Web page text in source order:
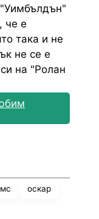
че е
така и не
не се е
на "Ролан
оскар